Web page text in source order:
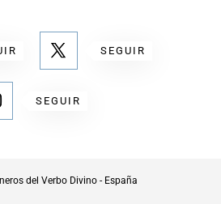
SEGUIR
SEGUIR
del Verbo Divino - España